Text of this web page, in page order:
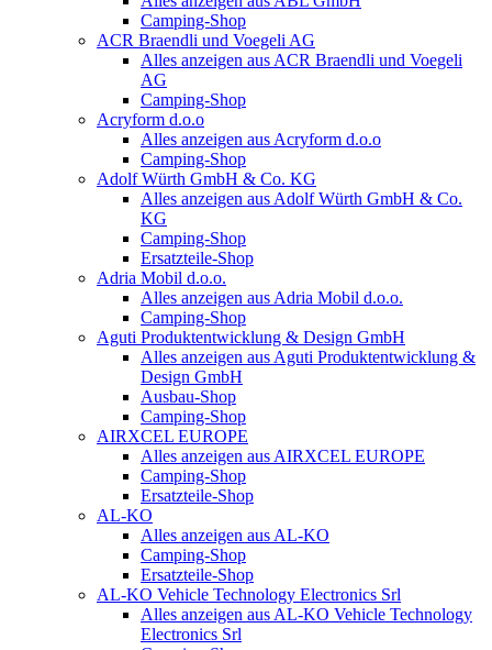
Camping-Shop
ACR Braendli und Voegeli AG
Alles anzeigen aus ACR Braendli und Voegeli
AG
Camping-Shop
Acryform d.o.o
Alles anzeigen aus Acryform d.o.o
Camping-Shop
Adolf Würth GmbH & Co. KG
Alles anzeigen aus Adolf Würth GmbH & Co.
KG
Camping-Shop
Ersatzteile-Shop
Adria Mobil d.o.o.
Alles anzeigen aus Adria Mobil d.o.o.
Camping-Shop
Aguti Produktentwicklung & Design GmbH
Alles anzeigen aus Aguti Produktentwicklung &
Design GmbH
Ausbau-Shop
Camping-Shop
AIRXCEL EUROPE
Alles anzeigen aus AIRXCEL EUROPE
Camping-Shop
Ersatzteile-Shop
AL-KO
Alles anzeigen aus AL-KO
Camping-Shop
Ersatzteile-Shop
AL-KO Vehicle Technology Electronics Srl
Alles anzeigen aus AL-KO Vehicle Technology
Electronics Srl